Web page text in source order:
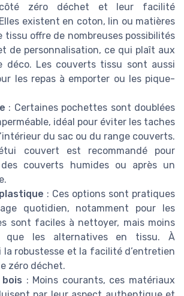
zéro déchet et leur facilité
existent en coton, lin ou matières
tissu offre de nombreuses possibilités
de personnalisation, ce qui plaît aux
déco. Les couverts tissu sont aussi
les repas à emporter ou les pique-
: Certaines pochettes sont doublées
idéal pour éviter les taches
du sac ou du range couverts.
couvert est recommandé pour
couverts humides ou après un
: Ces options sont pratiques
quotidien, notamment pour les
sont faciles à nettoyer, mais moins
que les alternatives en tissu. À
la robustesse et la facilité d’entretien
zéro déchet.
: Moins courants, ces matériaux